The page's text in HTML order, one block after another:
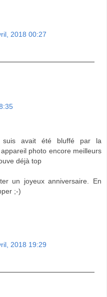
2018 00:27
avait été bluffé par la
photo encore meilleurs
déjà top
un joyeux anniversaire. En
;-)
2018 19:29